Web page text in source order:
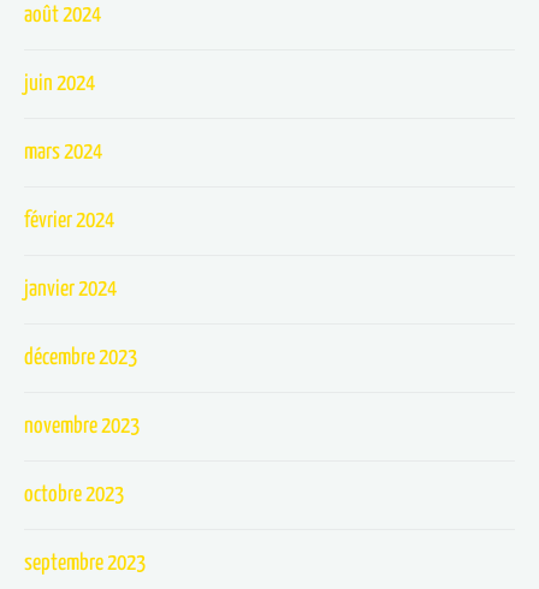
août 2024
juin 2024
mars 2024
février 2024
janvier 2024
décembre 2023
novembre 2023
octobre 2023
septembre 2023